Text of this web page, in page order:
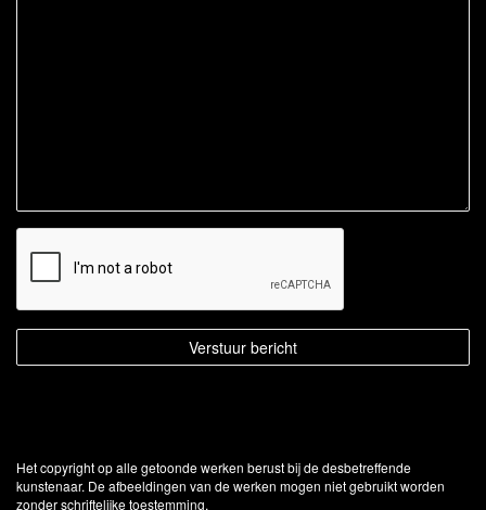
Het copyright op alle getoonde werken berust bij de desbetreffende
kunstenaar. De afbeeldingen van de werken mogen niet gebruikt worden
zonder schriftelijke toestemming.